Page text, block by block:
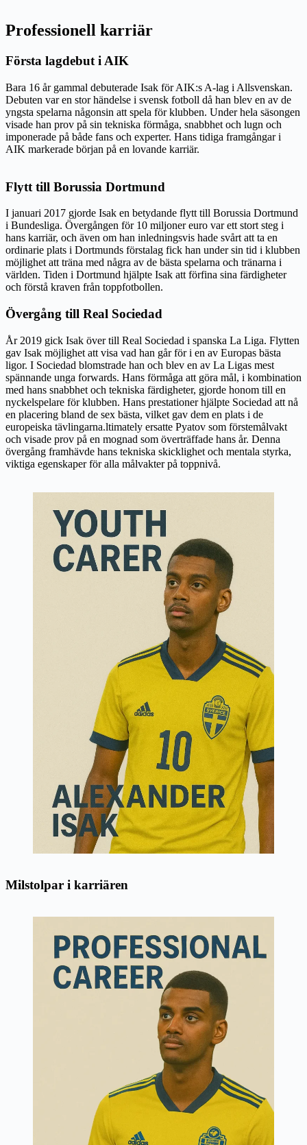
Professionell karriär
Första lagdebut i AIK
Bara 16 år gammal debuterade Isak för AIK:s A-lag i Allsvenskan.
Debuten var en stor händelse i svensk fotboll då han blev en av de
yngsta spelarna någonsin att spela för klubben. Under hela säsongen
visade han prov på sin tekniska förmåga, snabbhet och lugn och
imponerade på både fans och experter. Hans tidiga framgångar i
AIK markerade början på en lovande karriär.
Flytt till Borussia Dortmund
I januari 2017 gjorde Isak en betydande flytt till Borussia Dortmund
i Bundesliga. Övergången för 10 miljoner euro var ett stort steg i
hans karriär, och även om han inledningsvis hade svårt att ta en
ordinarie plats i Dortmunds förstalag fick han under sin tid i klubben
möjlighet att träna med några av de bästa spelarna och tränarna i
världen. Tiden i Dortmund hjälpte Isak att förfina sina färdigheter
och förstå kraven från toppfotbollen.
Övergång till Real Sociedad
År 2019 gick Isak över till Real Sociedad i spanska La Liga. Flytten
gav Isak möjlighet att visa vad han går för i en av Europas bästa
ligor. I Sociedad blomstrade han och blev en av La Ligas mest
spännande unga forwards. Hans förmåga att göra mål, i kombination
med hans snabbhet och tekniska färdigheter, gjorde honom till en
nyckelspelare för klubben. Hans prestationer hjälpte Sociedad att nå
en placering bland de sex bästa, vilket gav dem en plats i de
europeiska tävlingarna.ltimately ersatte Pyatov som förstemålvakt
och visade prov på en mognad som överträffade hans år. Denna
övergång framhävde hans tekniska skicklighet och mentala styrka,
viktiga egenskaper för alla målvakter på toppnivå.
Milstolpar i karriären